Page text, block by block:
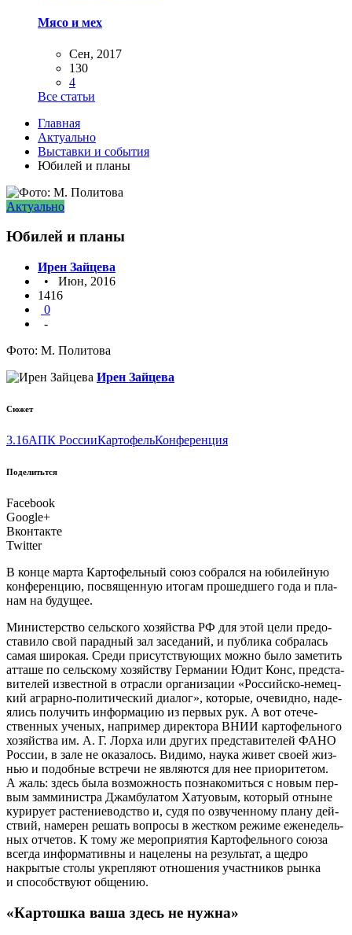
Мясо и мех
Сен, 2017
130
4
Все статьи
Главная
Актуально
Выставки и события
Юбилей и планы
Актуально
Юбилей и планы
Ирен Зайцева
• Июн, 2016
1416
0
-
Фото: М. Политова
Ирен Зайцева
Сюжет
3.16АПК РоссииКартофельКонференция
Поделитьтся
Facebook
Google+
Вконтакте
Twitter
В кон­це мар­та Кар­то­фель­ный союз собрал­ся на юби­лей­ную
кон­фе­рен­цию, посвя­щен­ную ито­гам про­шед­ше­го года и пла­
нам на будущее.
Мини­стер­ство сель­ско­го хозяй­ства РФ для этой цели предо­
ста­ви­ло свой парад­ный зал засе­да­ний, и пуб­ли­ка собра­лась
самая широ­кая. Сре­ди при­сут­ству­ю­щих мож­но было заме­тить
атта­ше по сель­ско­му хозяй­ству Гер­ма­нии Юдит Конс, пред­ста­
ви­те­лей извест­ной в отрас­ли орга­ни­за­ции «Рос­сий­ско-немец­
кий аграр­но-поли­ти­че­ский диа­лог», кото­рые, оче­вид­но, наде­
я­лись полу­чить инфор­ма­цию из пер­вых рук. А вот оте­че­
ствен­ных уче­ных, напри­мер дирек­то­ра ВНИИ кар­то­фель­но­го
хозяй­ства им. А. Г. Лор­ха или дру­гих пред­ста­ви­те­лей ФАНО
Рос­сии, в зале не ока­за­лось. Види­мо, нау­ка живет сво­ей жиз­
нью и подоб­ные встре­чи не явля­ют­ся для нее при­о­ри­те­том.
А жаль: здесь была воз­мож­ность позна­ко­мить­ся с новым пер­
вым зам­ми­ни­стра Джам­бу­ла­том Хату­овым, кото­рый отныне
кури­ру­ет рас­те­ние­вод­ство и, судя по озву­чен­но­му пла­ну дей­
ствий, наме­рен решать вопро­сы в жест­ком режи­ме еже­не­дель­
ных отче­тов. К тому же меро­при­я­тия Кар­то­фель­но­го сою­за
все­гда инфор­ма­тив­ны и наце­ле­ны на резуль­тат, а щед­ро
накры­тые сто­лы укреп­ля­ют отно­ше­ния участ­ни­ков рын­ка
и спо­соб­ству­ют общению.
«Картошка ваша здесь не нужна»